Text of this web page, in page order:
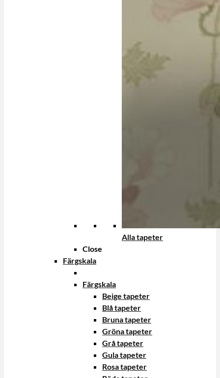
Alla tapeter
Close
Färgskala
Färgskala
Beige tapeter
Blå tapeter
Bruna tapeter
Gröna tapeter
Grå tapeter
Gula tapeter
Rosa tapeter